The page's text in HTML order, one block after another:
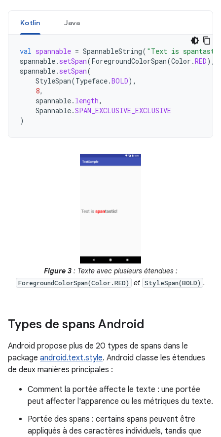
Kotlin Java
val spannable = SpannableString( "Text is
spannable. setSpan(ForegroundColorSpan(Color .RED),
spannable. setSpan(
StyleSpan(Typeface.BOLD),
8,
spannable. length,
Spannable.SPAN_EXCLUSIVE_EXCLUSIVE
)
Figure 3: Texte avec plusieurs étendues :
ForegroundColorSpan(Color.RED) et StyleSpan(BOLD) .
Types de spans Android
Android propose plus de 20 types de spans dans le
package android.text.style. Android classe les étendues
de deux manières principales :
Comment la portée affecte le texte : une portée
peut affecter l'apparence ou les métriques du texte.
Portée des spans : certains spans peuvent être
appliqués à des caractères individuels, tandis que